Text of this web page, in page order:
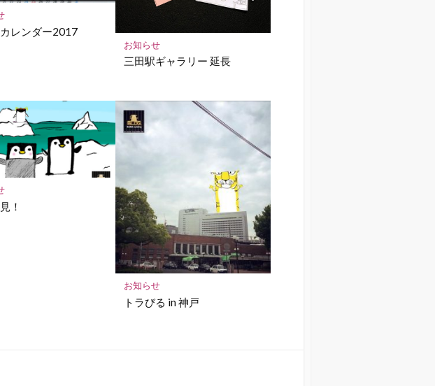
レンダー2017
お知らせ
三田駅ギャラリー 延長
！
お知らせ
トラびる in 神戸